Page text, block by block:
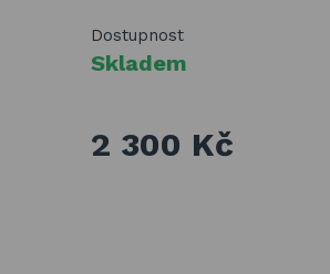
Dostupnost
Skladem
2 300 Kč